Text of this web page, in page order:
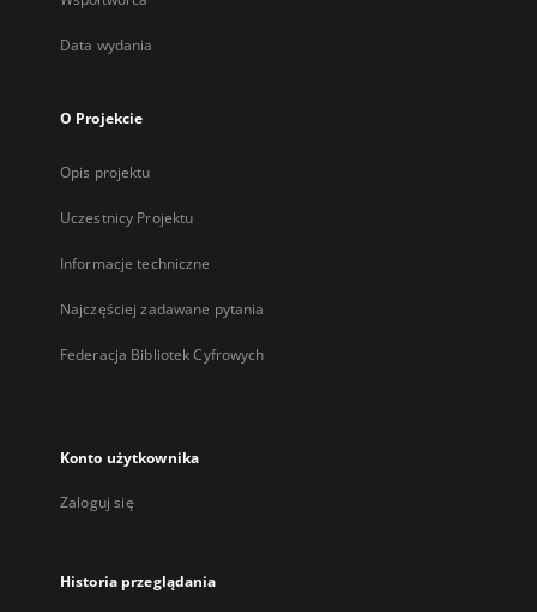
Data wydania
O Projekcie
Opis projektu
Uczestnicy Projektu
Informacje techniczne
Najczęściej zadawane pytania
Federacja Bibliotek Cyfrowych
Konto użytkownika
Zaloguj się
Historia przeglądania